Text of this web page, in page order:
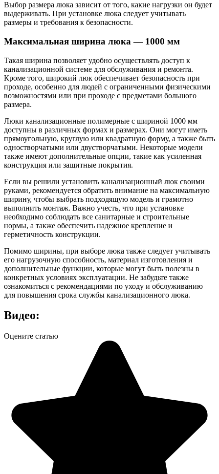
Выбор размера люка зависит от того, какие нагрузки он будет
выдерживать. При установке люка следует учитывать
размеры и требования к безопасности.
Максимальная ширина люка — 1000 мм
Такая ширина позволяет удобно осуществлять доступ к
канализационной системе для обслуживания и ремонта.
Кроме того, широкий люк обеспечивает безопасность при
проходе, особенно для людей с ограниченными физическими
возможностями или при проходе с предметами большого
размера.
Люки канализационные полимерные с шириной 1000 мм
доступны в различных формах и размерах. Они могут иметь
прямоугольную, круглую или квадратную форму, а также быть
одностворчатыми или двустворчатыми. Некоторые модели
также имеют дополнительные опции, такие как усиленная
конструкция или защитные покрытия.
Если вы решили установить канализационный люк своими
руками, рекомендуется обратить внимание на максимальную
ширину, чтобы выбрать подходящую модель и грамотно
выполнить монтаж. Важно учесть, что при установке
необходимо соблюдать все санитарные и строительные
нормы, а также обеспечить надежное крепление и
герметичность конструкции.
Помимо ширины, при выборе люка также следует учитывать
его нагрузочную способность, материал изготовления и
дополнительные функции, которые могут быть полезны в
конкретных условиях эксплуатации. Не забудьте также
ознакомиться с рекомендациями по уходу и обслуживанию
для повышения срока службы канализационного люка.
Видео:
Оцените статью